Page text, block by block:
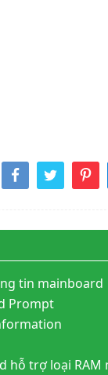
tin mainboard
Prompt
hỗ trợ loại RAM